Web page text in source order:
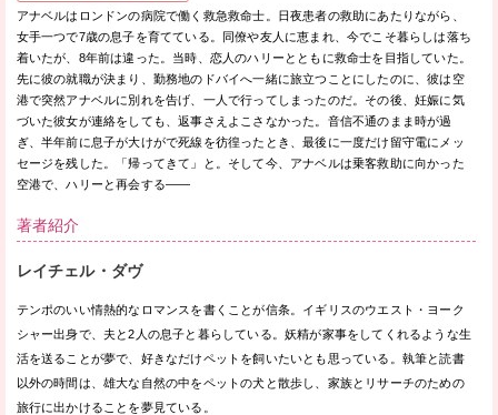
アナベルはロンドンの病院で働く救急救命士。日夜患者の救助にあたりながら、
女手一つで7歳の息子を育てている。同僚や友人に恵まれ、今でこそ暮らしは落ち
着いたが、8年前は違った。当時、恋人のハリーとともに救命士を目指していた。
先に彼の就職が決まり、勤務地のドバイへ一緒に旅立つことにしたのに、彼は空
港で突然アナベルに別れを告げ、一人で行ってしまったのだ。その後、妊娠に気
づいた彼女が連絡をしても、返事さえよこさなかった。音信不通のまま時が過
ぎ、半年前に息子が大けがで死線を彷徨ったとき、最後に一度だけ留守電にメッ
セージを残した。「帰ってきて」と。そして今、アナベルは乗客救助に向かった
空港で、ハリーと再会する——
著者紹介
レイチェル・ダヴ
テンポのいい情熱的なロマンスを書くことが信条。イギリスのウエスト・ヨーク
シャー出身で、夫と2人の息子と暮らしている。妖精が家事をしてくれるような生
活を送ることが夢で、好きなだけペットを飼いたいとも思っている。執筆と読書
以外の時間は、雄大な自然の中をペットの犬と散歩し、家族とリサーチのための
旅行に出かけることを夢見ている。